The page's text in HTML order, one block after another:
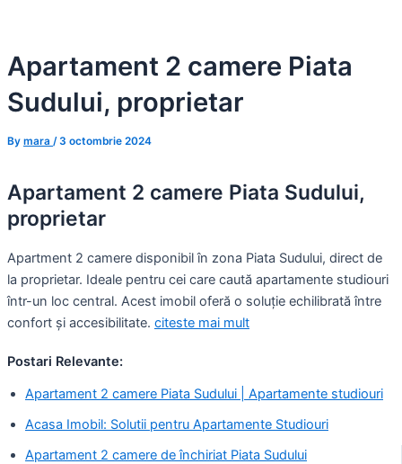
content
Apartament 2 camere Piata
Sudului, proprietar
By mara /3 octombrie 2024
Apartament 2 camere Piata Sudului,
proprietar
Apartment 2 camere disponibil în zona Piata Sudului, direct de
la proprietar. Ideale pentru cei care caută apartamente studiouri
într-un loc central. Acest imobil oferă o soluție echilibrată între
confort și accesibilitate. citeste mai mult
Postari Relevante:
Apartament 2 camere Piata Sudului | Apartamente studiouri
Acasa Imobil: Solutii pentru Apartamente Studiouri
Apartament 2 camere de închiriat Piata Sudului